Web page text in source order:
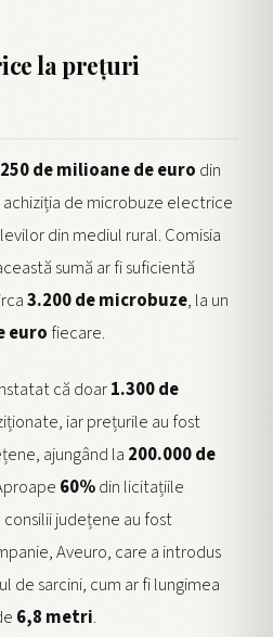
la prețuri
250 de milioane de euro din
de microbuze electrice
din mediul rural. Comisia
sumă ar fi suficientă
3.200 de microbuze, la un
euro fiecare.
că doar1.300 de
iar prețurile au fost
ajungând la 200.000 de
60%din licitațiile
județene au fost
Aveuro, care a introdus
de sarcini, cum ar fi lungimea
6,8 metri.